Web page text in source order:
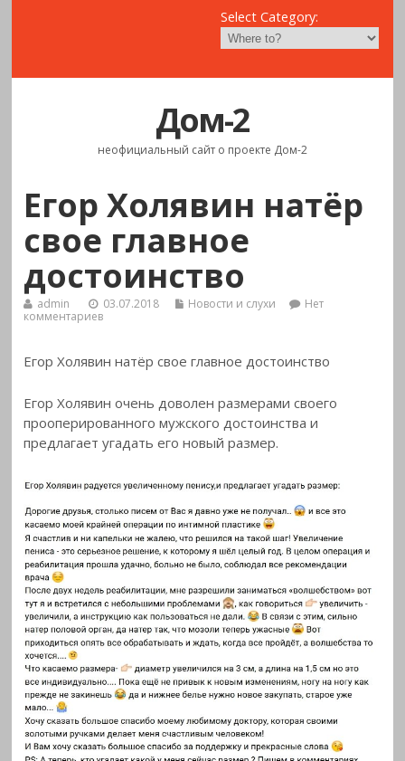
Select Category:
Дом-2
неофициальный сайт о проекте Дом-2
Егор Холявин натёр
свое главное
достоинство
admin 03.07.2018 Новости и слухи
Нет
комментариев
Егор Холявин натёр свое главное достоинство
Егор Холявин очень доволен размерами своего
прооперированного мужского достоинства и
предлагает угадать его новый размер.